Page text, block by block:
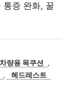
통증 완화, 꿀
량용 목쿠션
,
, 헤드레스트